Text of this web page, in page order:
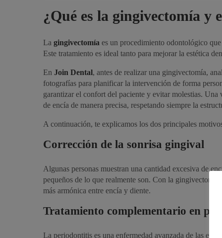
¿Qué es la gingivectomía y
La gingivectomía es un procedimiento odontológico
Este tratamiento es ideal tanto para mejorar la estética
En Join Dental, antes de realizar una gingivectomía,
fotografías para planificar la intervención de forma
garantizar el confort del paciente y evitar molestias.
de encía de manera precisa, respetando siempre la
A continuación, te explicamos los dos principales
Corrección de la sonrisa gingival
Algunas personas muestran una cantidad excesiva de
pequeños de lo que realmente son. Con la
más armónica entre encía y diente.
Tratamiento complementario en
La periodontitis es una enfermedad avanzada de las
mejor clínica dental. Un servicio
impecable a un precio muy
Laura
Cliente satisfecho